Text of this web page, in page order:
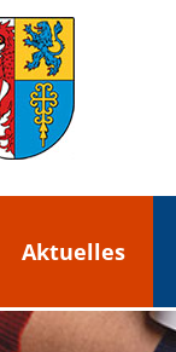
Aktuelles